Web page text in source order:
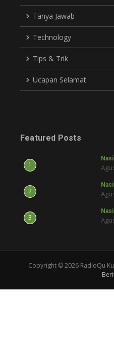
Tanya Jawab
Technology
Tips & Trik
Ucapan Selamat
Featured Posts
1
2
3
Copyright © 2026 RadioQu